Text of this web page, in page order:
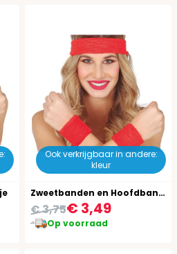
Ook verkrijgbaar in andere:
kleur
Zweetbanden en Hoofdband Set Rood
€ 3,49
€ 3,75
Op voorraad